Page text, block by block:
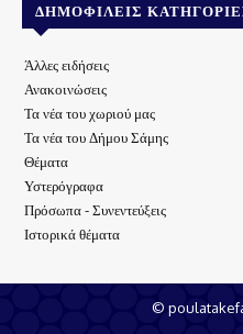
ΔΗΜΟΦΙΛΕΊΣ
Άλλες ειδήσεις
Ανακοινώσεις
Τα νέα του χωριού μας
Τα νέα του Δήμου Σάμης
Θέματα
Υστερόγραφα
Πρόσωπα - Συνεντεύξεις
Ιστορικά θέματα
©